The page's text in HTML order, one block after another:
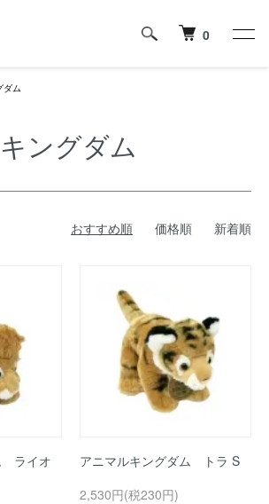
0
ダム
ングダム
おすすめ順 価格順 新着順
ライオ
アニマルキングダム トラ S
2,530円(税230円)